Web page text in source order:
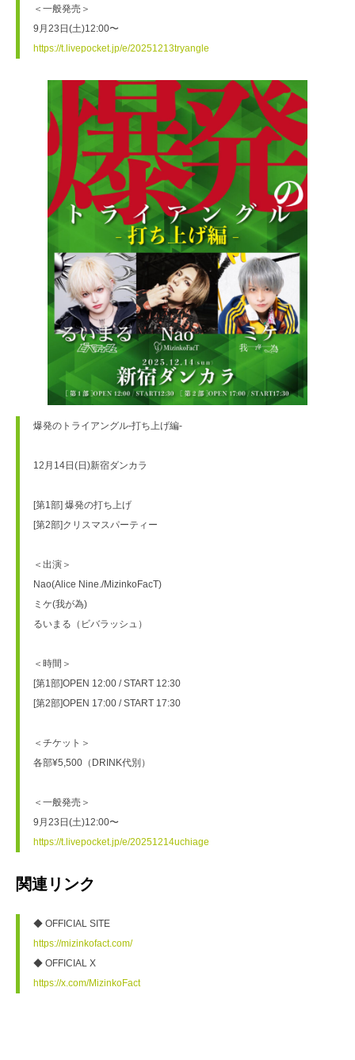
＜一般発売＞
https://t.livepocket.jp/e/20251213tryangle
爆発のトライアングル-打ち上げ編-
12月14日(日)新宿ダンカラ
[第1部] 爆発の打ち上げ
[第2部]クリスマスパーティー
＜出演＞
Nao(Alice Nine./MizinkoFacT)
ミケ(我が為)
るいまる（ビバラッシュ）
＜時間＞
[第1部]OPEN 12:00 / START 12:30
[第2部]OPEN 17:00 / START 17:30
＜チケット＞
各部¥5,500（DRINK代別）
＜一般発売＞
https://t.livepocket.jp/e/20251214uchiage
関連リンク
https://mizinkofact.com/
https://x.com/MizinkoFact